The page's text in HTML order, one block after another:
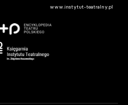
www.instytut-teatralny.pl